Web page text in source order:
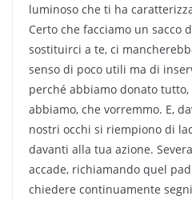
luminoso che ti ha
Certo che facciamo un sacco
sostituirci a te, ci
senso di poco utili ma di
perché abbiamo donato
abbiamo, che vorremmo. E,
nostri occhi si riempiono di
davanti alla tua azione.
accade, richiamando quel
chiedere continuamente